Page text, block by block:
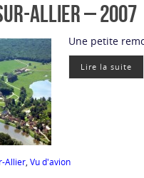
Allier – 2007
Une petite
Lire la suite
Allier, Vu d'avion